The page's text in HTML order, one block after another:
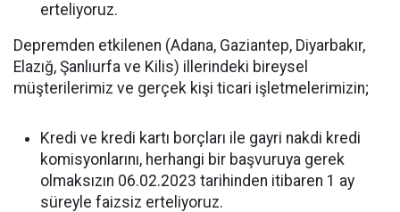
erteliyoruz.
Depremden etkilenen (Adana, Gaziantep, Diyarbakır,
Elazığ, Şanlıurfa ve Kilis) illerindeki bireysel
müşterilerimiz ve gerçek kişi ticari işletmelerimizin;
Kredi ve kredi kartı borçları ile gayri nakdi kredi
komisyonlarını, herhangi bir başvuruya gerek
olmaksızın 06.02.2023 tarihinden itibaren 1 ay
süreyle faizsiz erteliyoruz.